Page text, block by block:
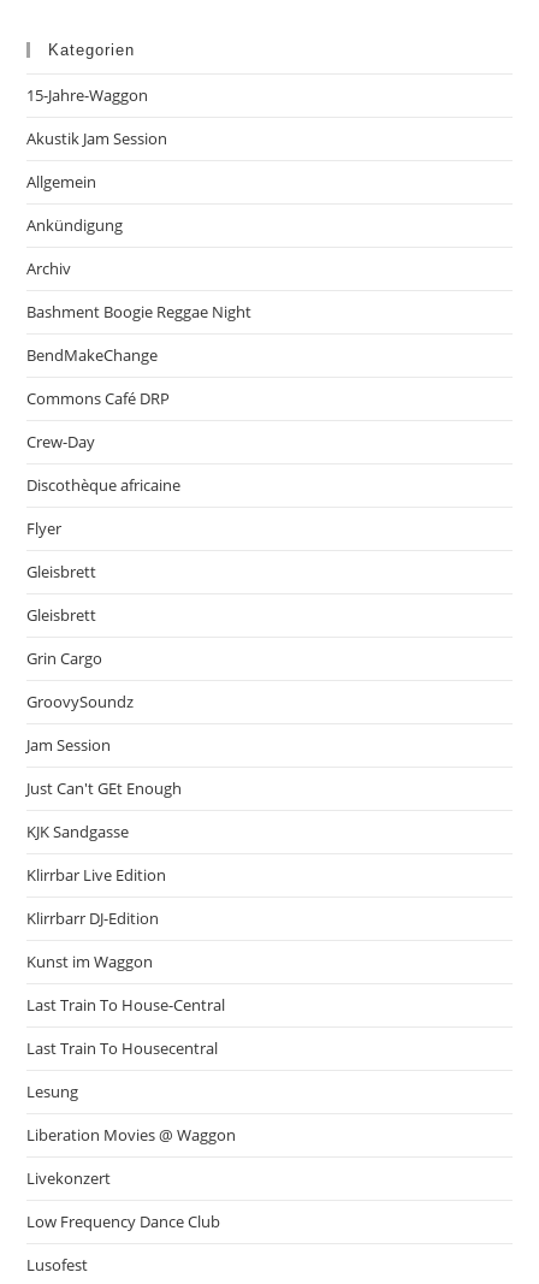
Kategorien
15-Jahre-Waggon
Akustik Jam Session
Allgemein
Ankündigung
Archiv
Bashment Boogie Reggae Night
BendMakeChange
Commons Café DRP
Crew-Day
Discothèque africaine
Flyer
Gleisbrett
Gleisbrett
Grin Cargo
GroovySoundz
Jam Session
Just Can't GEt Enough
KJK Sandgasse
Klirrbar Live Edition
Klirrbarr DJ-Edition
Kunst im Waggon
Last Train To House-Central
Last Train To Housecentral
Lesung
Liberation Movies @ Waggon
Livekonzert
Low Frequency Dance Club
Lusofest